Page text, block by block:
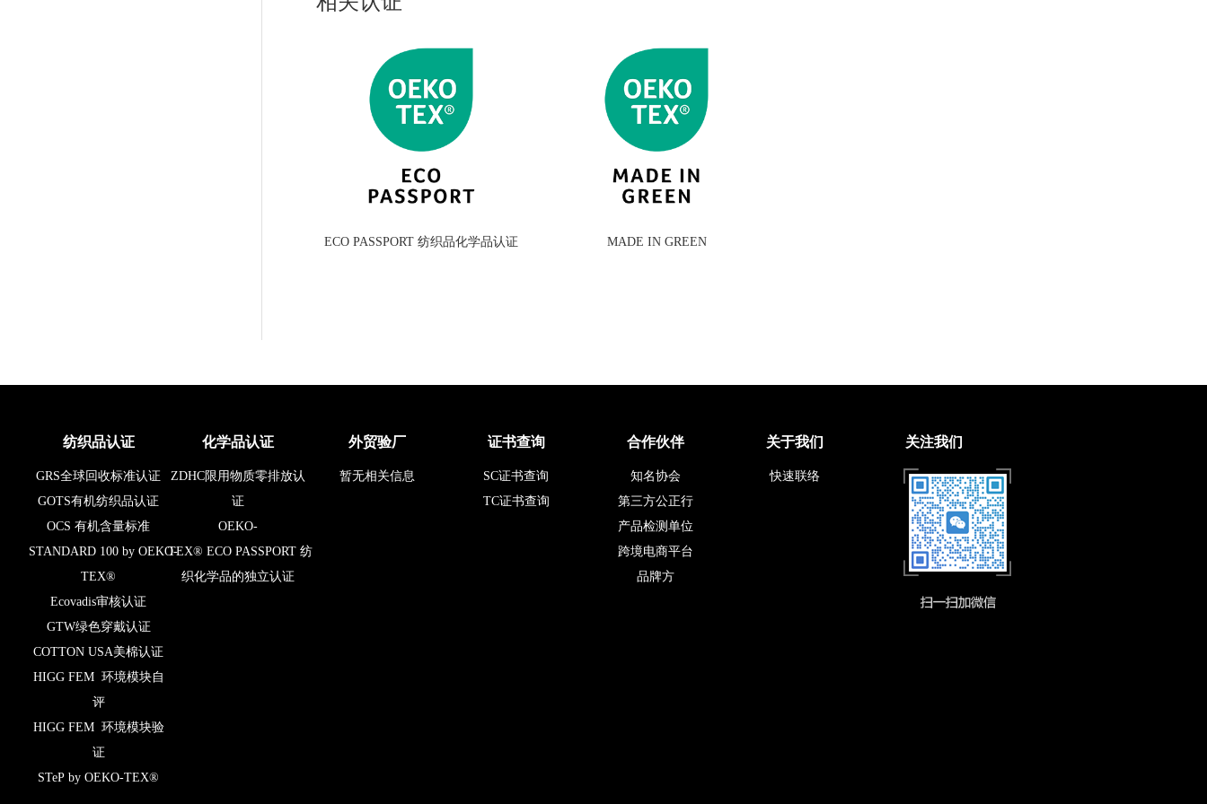
ECO PASSPORT 纺织品化学品认证 MADE IN GREEN
纺织品认证
GRS全球回收标准认证
GOTS有机纺织品认证
OCS 有机含量标准
STANDARD 100 by OEKO-
TEX®
Ecovadis审核认证
GTW绿色穿戴认证
COTTON USA美棉认证
HIGG FEM 环境模块自
评
HIGG FEM 环境模块验
证
STeP by OEKO-TEX®
化学品认证
ZDHC限用物质零排放认
证
OEKO-
TEX® ECO PASSPORT 纺
织化学品的独立认证
外贸验厂
暂无相关信息
证书查询
SC证书查询
TC证书查询
合作伙伴
知名协会
第三方公正行
产品检测单位
跨境电商平台
品牌方
关于我们
快速联络
关注我们